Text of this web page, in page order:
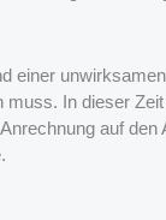
einer
In dieser
auf